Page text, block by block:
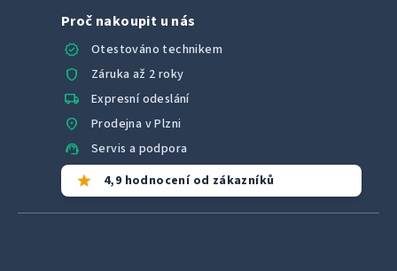
Proč nakoupit u nás
verified
Otestováno technikem
shield Záruka až 2 roky
local_shipping Expresní odeslání
location_on Prodejna v Plzni
support_agent Servis a podpora
star 4,9 hodnocení od zákazníků